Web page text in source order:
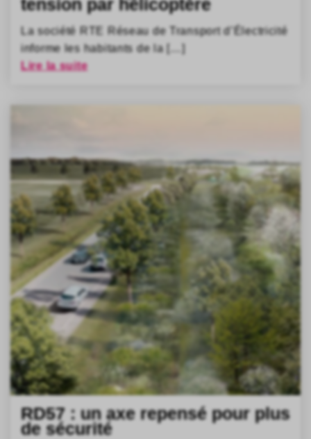
tension par hélicoptère
La société RTE Réseau de Transport d’Électricité
informe les habitants de la […]
Lire la suite
RD57 : un axe repensé pour plus
de sécurité